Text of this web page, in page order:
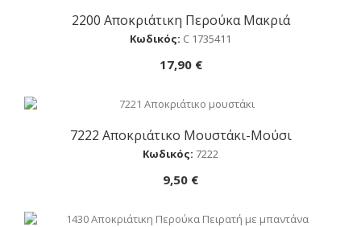
Αγορά
2200 Αποκριάτικη Περούκα Μακριά
Κωδικός: C 1735411
17,90 €
Αγορά
7222 Αποκριάτικο Μουστάκι-Μούσι
Κωδικός: 7222
9,50 €